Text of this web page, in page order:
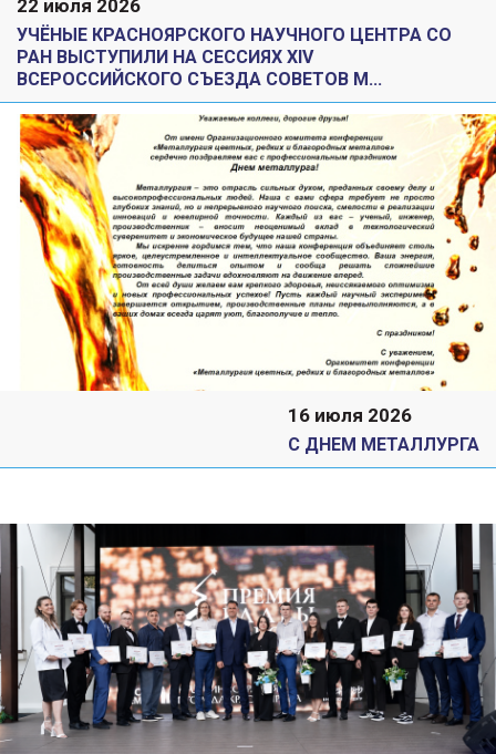
22 июля 2026
УЧЁНЫЕ КРАСНОЯРСКОГО НАУЧНОГО ЦЕНТРА СО
РАН ВЫСТУПИЛИ НА СЕССИЯХ XIV
ВСЕРОССИЙСКОГО СЪЕЗДА СОВЕТОВ М...
16 июля 2026
С ДНЕМ МЕТАЛЛУРГА